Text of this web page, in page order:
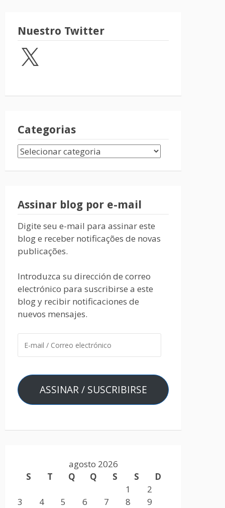
Nuestro Twitter
Categorias
Assinar blog por e-mail
Digite seu e-mail para assinar este
blog e receber notificações de novas
publicações.
Introduzca su dirección de correo
electrónico para suscribirse a este
blog y recibir notificaciones de
nuevos mensajes.
ASSINAR / SUSCRIBIRSE
agosto 2026
S
T Q Q S S
D
1
2
3
4 5 6 7 8
9